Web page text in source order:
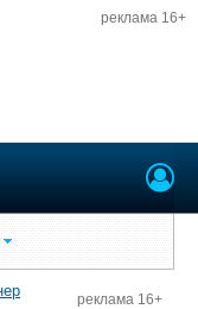
реклама 16+
реклама 16+